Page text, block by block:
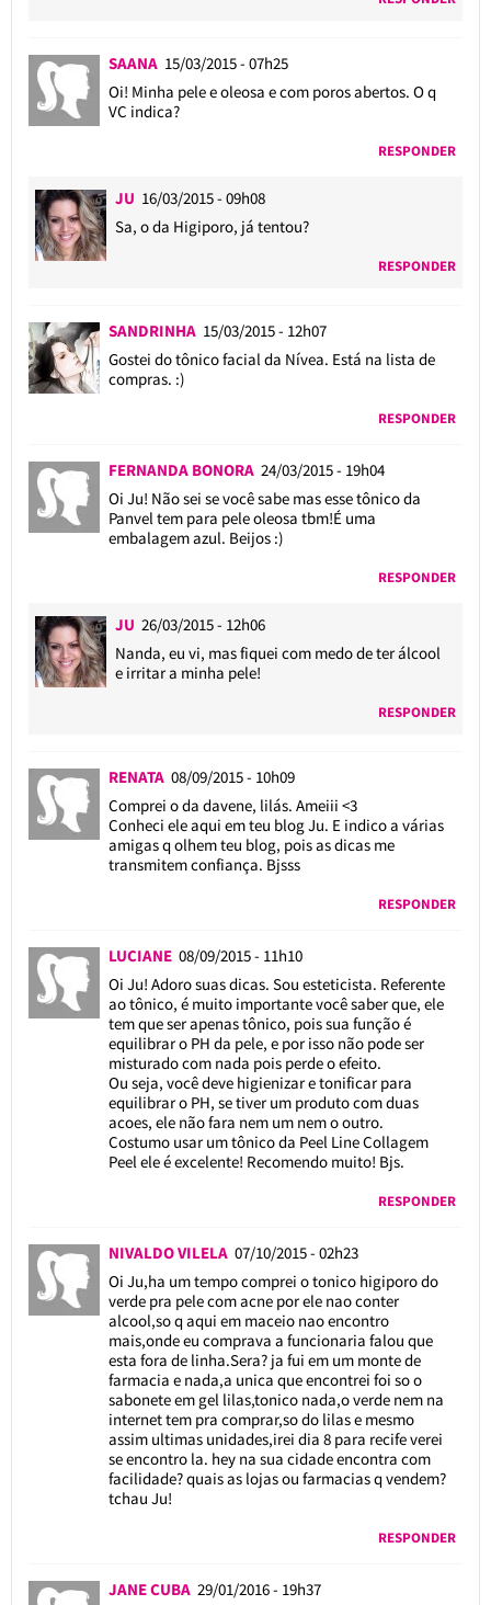
SAANA 15/03/2015 - 07h25
Oi! Minha pele e oleosa e com poros abertos. O q
VC indica?
RESPONDER
JU 16/03/2015 - 09h08
Sa, o da Higiporo, já tentou?
RESPONDER
SANDRINHA 15/03/2015 - 12h07
Gostei do tônico facial da Nívea. Está na lista de
compras. :)
RESPONDER
FERNANDA BONORA 24/03/2015 - 19h04
Oi Ju! Não sei se você sabe mas esse tônico da
Panvel tem para pele oleosa tbm!É uma
embalagem azul. Beijos :)
RESPONDER
JU 26/03/2015 - 12h06
Nanda, eu vi, mas fiquei com medo de ter álcool
e irritar a minha pele!
RESPONDER
RENATA 08/09/2015 - 10h09
Comprei o da davene, lilás. Ameiii <3
Conheci ele aqui em teu blog Ju. E indico a várias
amigas q olhem teu blog, pois as dicas me
transmitem confiança. Bjsss
RESPONDER
LUCIANE 08/09/2015 - 11h10
Oi Ju! Adoro suas dicas. Sou esteticista. Referente
ao tônico, é muito importante você saber que, ele
tem que ser apenas tônico, pois sua função é
equilibrar o PH da pele, e por isso não pode ser
misturado com nada pois perde o efeito.
Ou seja, você deve higienizar e tonificar para
equilibrar o PH, se tiver um produto com duas
acoes, ele não fara nem um nem o outro.
Costumo usar um tônico da Peel Line Collagem
Peel ele é excelente! Recomendo muito! Bjs.
RESPONDER
NIVALDO VILELA 07/10/2015 - 02h23
Oi Ju,ha um tempo comprei o tonico higiporo do
verde pra pele com acne por ele nao conter
alcool,so q aqui em maceio nao encontro
mais,onde eu comprava a funcionaria falou que
esta fora de linha.Sera? ja fui em um monte de
farmacia e nada,a unica que encontrei foi so o
sabonete em gel lilas,tonico nada,o verde nem na
internet tem pra comprar,so do lilas e mesmo
assim ultimas unidades,irei dia 8 para recife verei
se encontro la. hey na sua cidade encontra com
facilidade? quais as lojas ou farmacias q vendem?
tchau Ju!
RESPONDER
JANE CUBA 29/01/2016 - 19h37